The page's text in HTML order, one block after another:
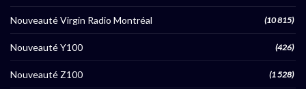
Nouveauté Virgin Radio Montréal (10 815)
Nouveauté Y100 (426)
Nouveauté Z100 (1 528)